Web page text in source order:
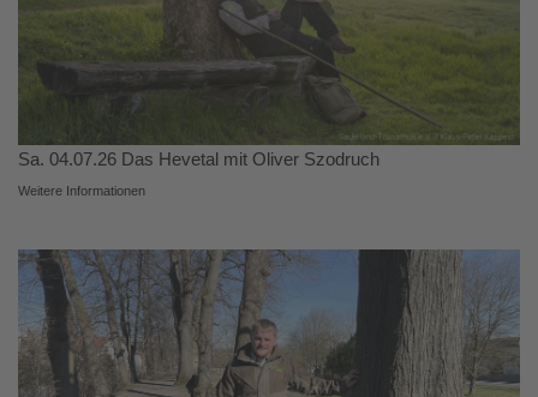
Sa. 04.07.26 Das Hevetal mit Oliver Szodruch
Weitere Informationen